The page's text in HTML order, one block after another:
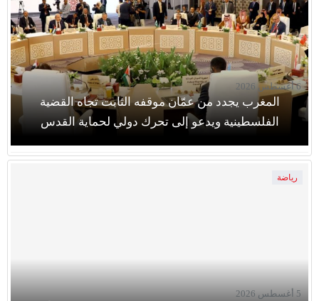
المغرب يجدد من عمّان موقفه الثابت تجاه القضية
الفلسطينية ويدعو إلى تحرك دولي لحماية القدس
6 أغسطس 2026
رياضة
5 أغسطس 2026